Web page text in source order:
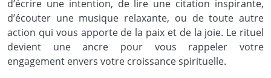
d’écrire une intention, de lire une citation inspirante,
d’écouter une musique relaxante, ou de toute autre
action qui vous apporte de la paix et de la joie. Le rituel
devient une ancre pour vous rappeler votre
engagement envers votre croissance spirituelle.